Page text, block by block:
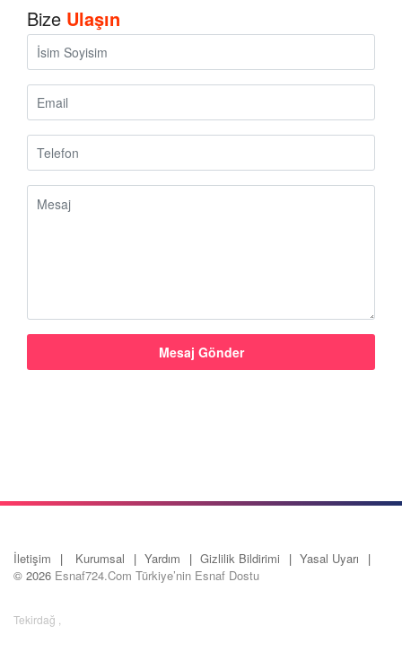
Bize Ulaşın
İletişim Kurumsal Yardım Gizlilik Bildirimi
Yasal Uyarı
© 2026 Esnaf724.Com Türkiye’nin Esnaf Dostu
Tekirdağ